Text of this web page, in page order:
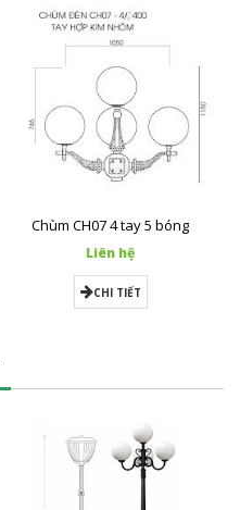
Chùm CH07 4 tay 5 bóng
Liên hệ
CHI TIẾT